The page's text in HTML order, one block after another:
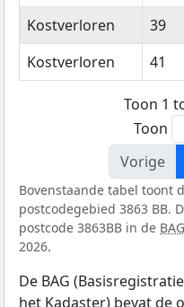
Kostverloren
39
Kostverloren
41
Toon 1
Toon
Vorige
Bovenstaande tabel toont
postcodegebied 3863 BB.
postcode 3863BB in de BAG
2026.
De BAG
het Kadaster) bevat de